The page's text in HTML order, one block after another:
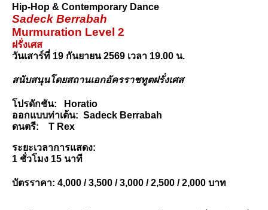
Hip-Hop & Contemporary Dance
Sadeck Berrabah
Murmuration Level 2
ฝรั่งเศส
วันเสาร์ที่ 19 กันยายน 2569 เวลา 19.00 น.
สนับสนุนโดยสถานเอกอัครราชทูตฝรั่งเศส
โปรดักชัน:
Horatio
ออกแบบท่าเต้น: Sadeck Berrabah
ดนตรี:
T Rex
ระยะเวลาการแสดง:
1 ชั่วโมง 15 นาที
บัตรราคา: 4,000 / 3,500 / 3,000 / 2,500 / 2,000 บาท